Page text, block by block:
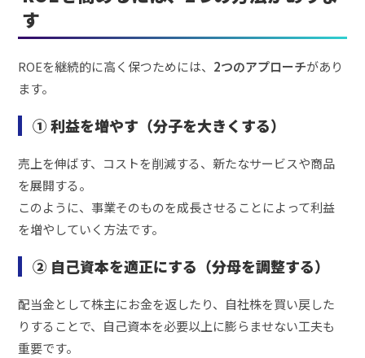
す
ROEを継続的に高く保つためには、 2つのアプローチがあり
ます。
① 利益を増やす（分子を大きくする）
売上を伸ばす、コストを削減する、新たなサービスや商品
を展開する。
このように、事業そのものを成長させることによって利益
を増やしていく方法です。
② 自己資本を適正にする（分母を調整する）
配当金として株主にお金を返したり、自社株を買い戻した
りすることで、自己資本を必要以上に膨らませない工夫も
重要です。